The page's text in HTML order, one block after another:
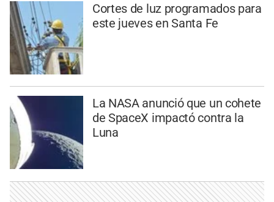
Cortes de luz programados para
este jueves en Santa Fe
La NASA anunció que un cohete
de SpaceX impactó contra la
Luna